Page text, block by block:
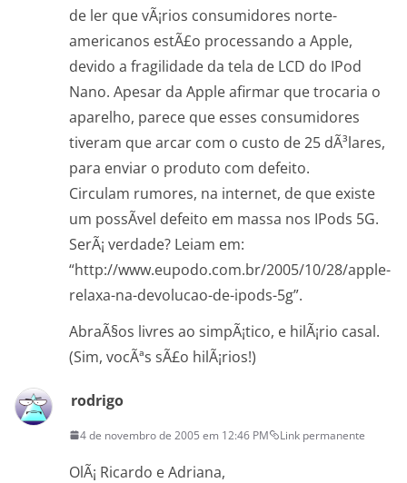
de ler que vÃ¡rios consumidores norte-
americanos estÃ£o processando a Apple,
devido a fragilidade da tela de LCD do IPod
Nano. Apesar da Apple afirmar que trocaria o
aparelho, parece que esses consumidores
tiveram que arcar com o custo de 25 dÃ³lares,
para enviar o produto com defeito.
Circulam rumores, na internet, de que existe
um possÃ­vel defeito em massa nos IPods 5G.
SerÃ¡ verdade? Leiam em:
“http://www.eupodo.com.br/2005/10/28/apple-
relaxa-na-devolucao-de-ipods-5g”.
AbraÃ§os livres ao simpÃ¡tico, e hilÃ¡rio casal.
(Sim, vocÃªs sÃ£o hilÃ¡rios!)
rodrigo
4 de novembro de 2005 em 12:46 PM Link permanente
OlÃ¡ Ricardo e Adriana,